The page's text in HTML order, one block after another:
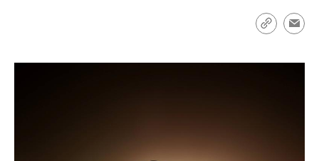
Link